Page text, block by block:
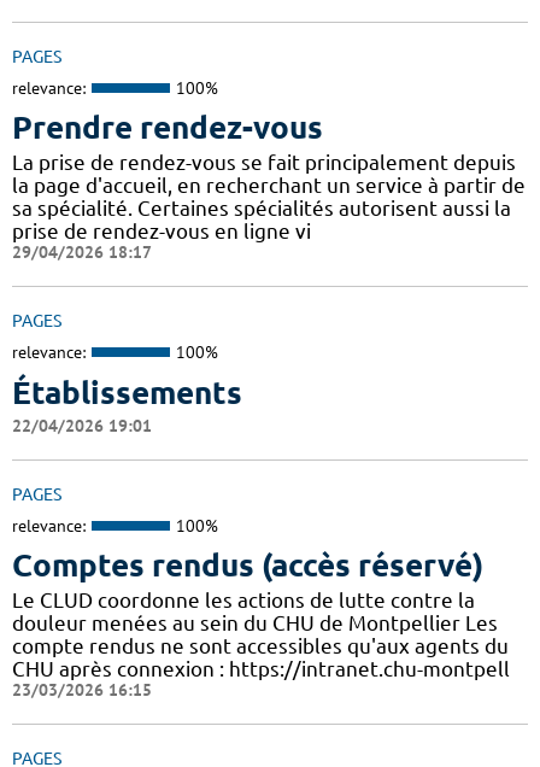
PAGES
relevance: 100%
Prendre rendez-vous
La prise de rendez-vous se fait principalement depuis
la page d'accueil, en recherchant un service à partir de
sa spécialité. Certaines spécialités autorisent aussi la
prise de rendez-vous en ligne vi
29/04/2026 18:17
PAGES
relevance: 100%
Établissements
22/04/2026 19:01
PAGES
relevance: 100%
Comptes rendus (accès réservé)
Le CLUD coordonne les actions de lutte contre la
douleur menées au sein du CHU de Montpellier Les
compte rendus ne sont accessibles qu'aux agents du
CHU après connexion : https://intranet.chu-montpell
23/03/2026 16:15
PAGES